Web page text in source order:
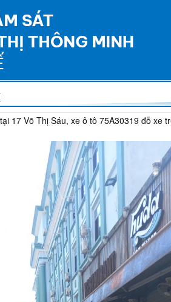
17 Võ Thị Sáu, xe ô tô 75A30319 đỗ xe